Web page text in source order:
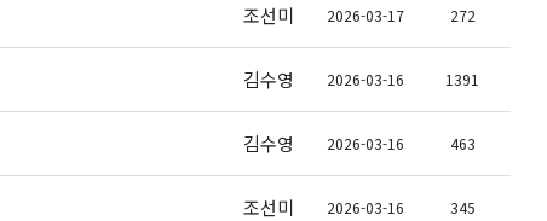
조선미 2026-03-17 272
김수영 2026-03-16 1391
김수영 2026-03-16 463
조선미 2026-03-16 345